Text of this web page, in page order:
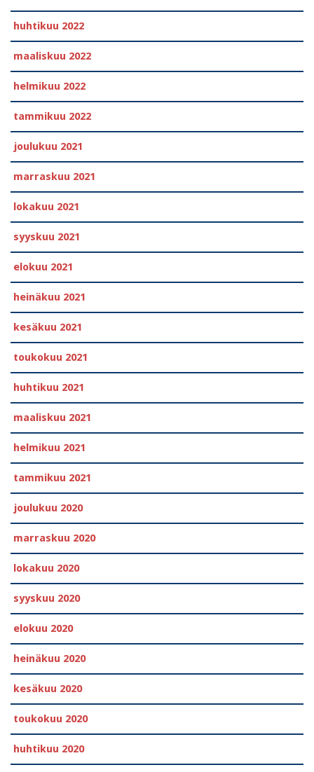
huhtikuu 2022
maaliskuu 2022
helmikuu 2022
tammikuu 2022
joulukuu 2021
marraskuu 2021
lokakuu 2021
syyskuu 2021
elokuu 2021
heinäkuu 2021
kesäkuu 2021
toukokuu 2021
huhtikuu 2021
maaliskuu 2021
helmikuu 2021
tammikuu 2021
joulukuu 2020
marraskuu 2020
lokakuu 2020
syyskuu 2020
elokuu 2020
heinäkuu 2020
kesäkuu 2020
toukokuu 2020
huhtikuu 2020